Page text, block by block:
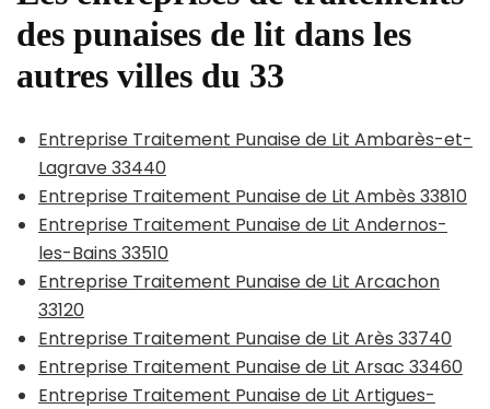
des punaises de lit dans les
autres villes du 33
Entreprise Traitement Punaise de Lit Ambarès-et-
Lagrave 33440
Entreprise Traitement Punaise de Lit Ambès 33810
Entreprise Traitement Punaise de Lit Andernos-
les-Bains 33510
Entreprise Traitement Punaise de Lit Arcachon
33120
Entreprise Traitement Punaise de Lit Arès 33740
Entreprise Traitement Punaise de Lit Arsac 33460
Entreprise Traitement Punaise de Lit Artigues-